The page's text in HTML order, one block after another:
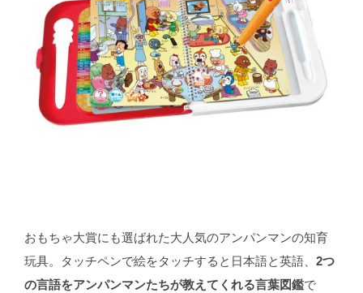
おもちゃ大賞にも選ばれた大人気のアンパンマンの知育
玩具。タッチペンで絵をタッチすると日本語と英語、 2つ
の言語をアンパンマンたちが教えてくれる言葉図鑑で